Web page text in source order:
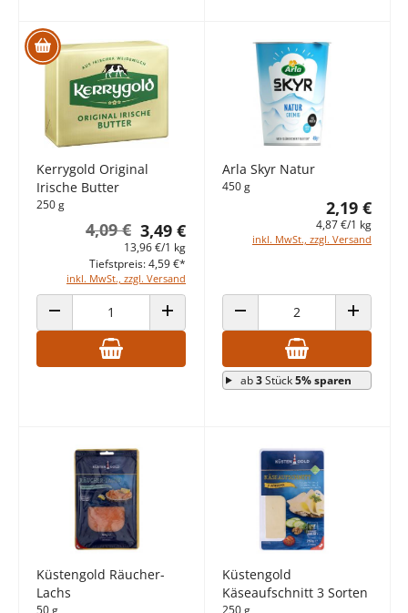
Kerrygold Original
Irische Butter
250 g
3,49 €
4,09 €
13,96 €/1 kg
inkl. MwSt., zzgl. Versand
Tiefstpreis: 4,59 €*
ANZAHL VERRINGERN ANZAHL ERHÖHEN
Arla Skyr Natur
450 g
2,19 €
4,87 €/1 kg
inkl. MwSt., zzgl. Versand
ANZAHL VERRINGERN ANZAHL
ab3Stück5% sparen
Küstengold Räucher-
Lachs
50 g
Küstengold
Käseaufschnitt 3 Sorten
250 g